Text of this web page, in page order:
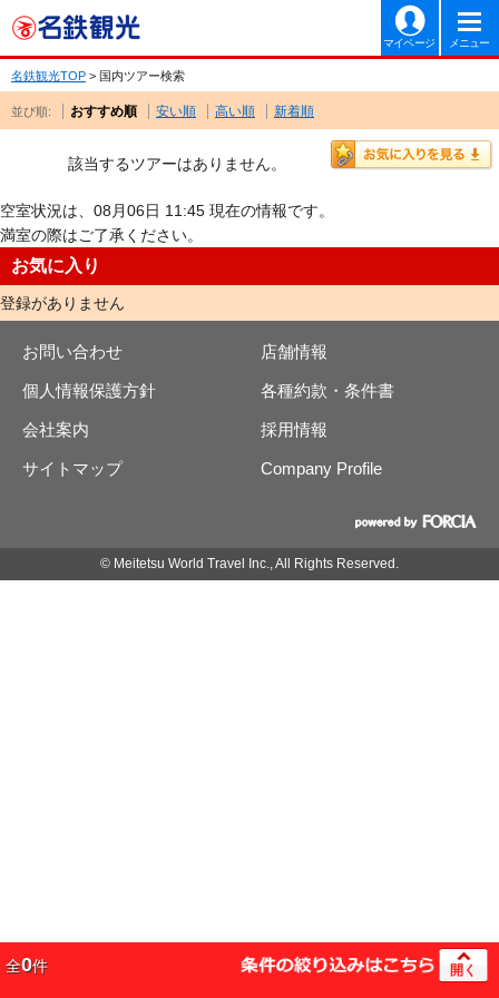
マイページ メニュー
名鉄観光TOP > 国内ツアー検索
並び順: おすすめ順 安い順 高い順 新着順
該当するツアーはありません。
空室状況は、08月06日 11:45 現在の情報です。
満室の際はご了承ください。
お気に入り
登録がありません
お問い合わせ 店舗情報
個人情報保護方針 各種約款・条件書
会社案内 採用情報
サイトマップ Company Profile
© Meitetsu World Travel Inc., All Rights Reserved.
全0件 開く